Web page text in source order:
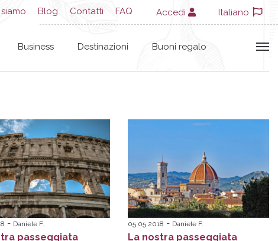
Blog Contatti FAQ Accedi Italiano
Business Destinazioni Buoni regalo
Daniele F.
passeggiata
05.05.2018 Daniele F.
La nostra passeggiata